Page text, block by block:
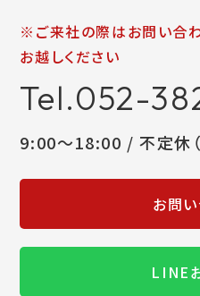
※ご来社の際はお問い合
お越しください
Tel.052-
9:00～18:00 / 不定休（
お問
LINE